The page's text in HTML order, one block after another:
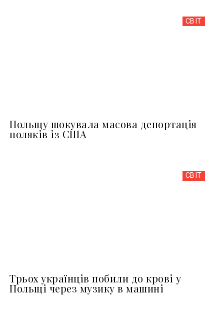
СВІТ
Польщу шокувала масова депортація
поляків із США
СВІТ
Трьох українців побили до крові у
Польщі через музику в машині